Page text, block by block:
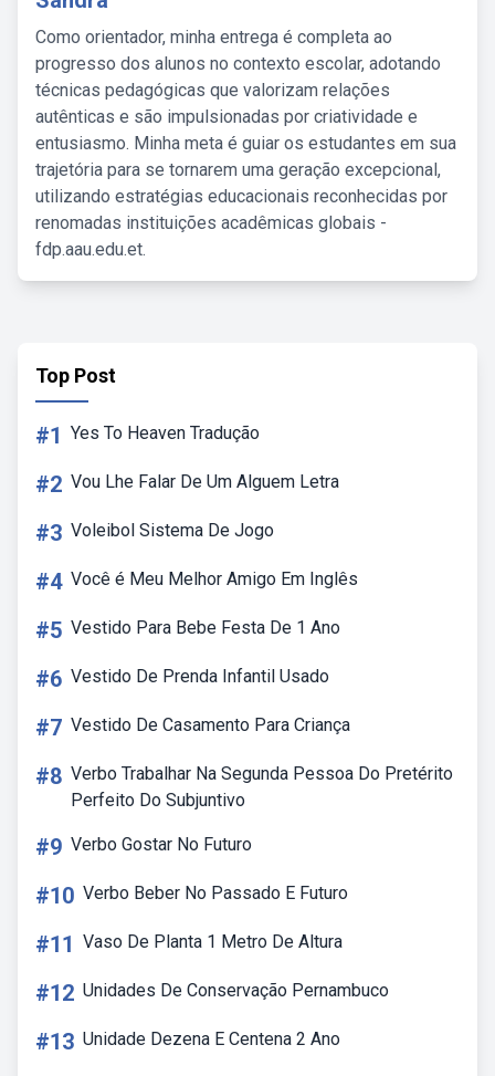
Como orientador, minha entrega é completa ao
progresso dos alunos no contexto escolar, adotando
técnicas pedagógicas que valorizam relações
autênticas e são impulsionadas por criatividade e
entusiasmo. Minha meta é guiar os estudantes em sua
trajetória para se tornarem uma geração excepcional,
utilizando estratégias educacionais reconhecidas por
renomadas instituições acadêmicas globais -
fdp.aau.edu.et.
Top Post
#1 Yes To Heaven Tradução
#2 Vou Lhe Falar De Um Alguem Letra
#3 Voleibol Sistema De Jogo
#4 Você é Meu Melhor Amigo Em Inglês
#5 Vestido Para Bebe Festa De 1 Ano
#6 Vestido De Prenda Infantil Usado
#7 Vestido De Casamento Para Criança
#8 Verbo Trabalhar Na Segunda Pessoa Do Pretérito
Perfeito Do Subjuntivo
#9 Verbo Gostar No Futuro
#10 Verbo Beber No Passado E Futuro
#11 Vaso De Planta 1 Metro De Altura
#12 Unidades De Conservação Pernambuco
#13 Unidade Dezena E Centena 2 Ano